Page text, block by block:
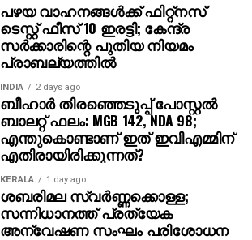
പഴയ വാഹനങ്ങള്‍ക്ക് ഫിറ്റ്‌നസ്
ടെസ്റ്റ് ഫീസ് 10 ഇരട്ടി; കേന്ദ്ര
സര്‍ക്കാരിന്റെ പുതിയ നിയമം
പ്രാബല്യത്തില്‍
INDIA 2 days ago
ബീഹാർ തിരഞ്ഞെടുപ്പ് പോസ്റ്റൽ
ബാലറ്റ് ഫലം: MGB 142, NDA 98;
എന്തുകൊണ്ടാണ് ഇത് ഇവിഎമ്മിന്
എതിരായിരിക്കുന്നത്?
KERALA 1 day ago
ശബരിമല സ്വര്‍ണ്ണക്കൊള്ള;
സന്നിധാനത്ത് പ്രത്യേക
അന്വേഷണ സംഘം പരിശോധന